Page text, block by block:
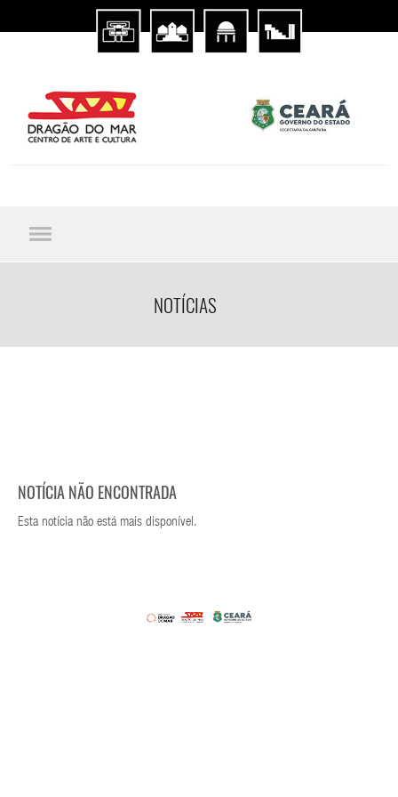
NOTÍCIAS
NOTÍCIA NÃO ENCONTRADA
Esta notícia não está mais disponível.